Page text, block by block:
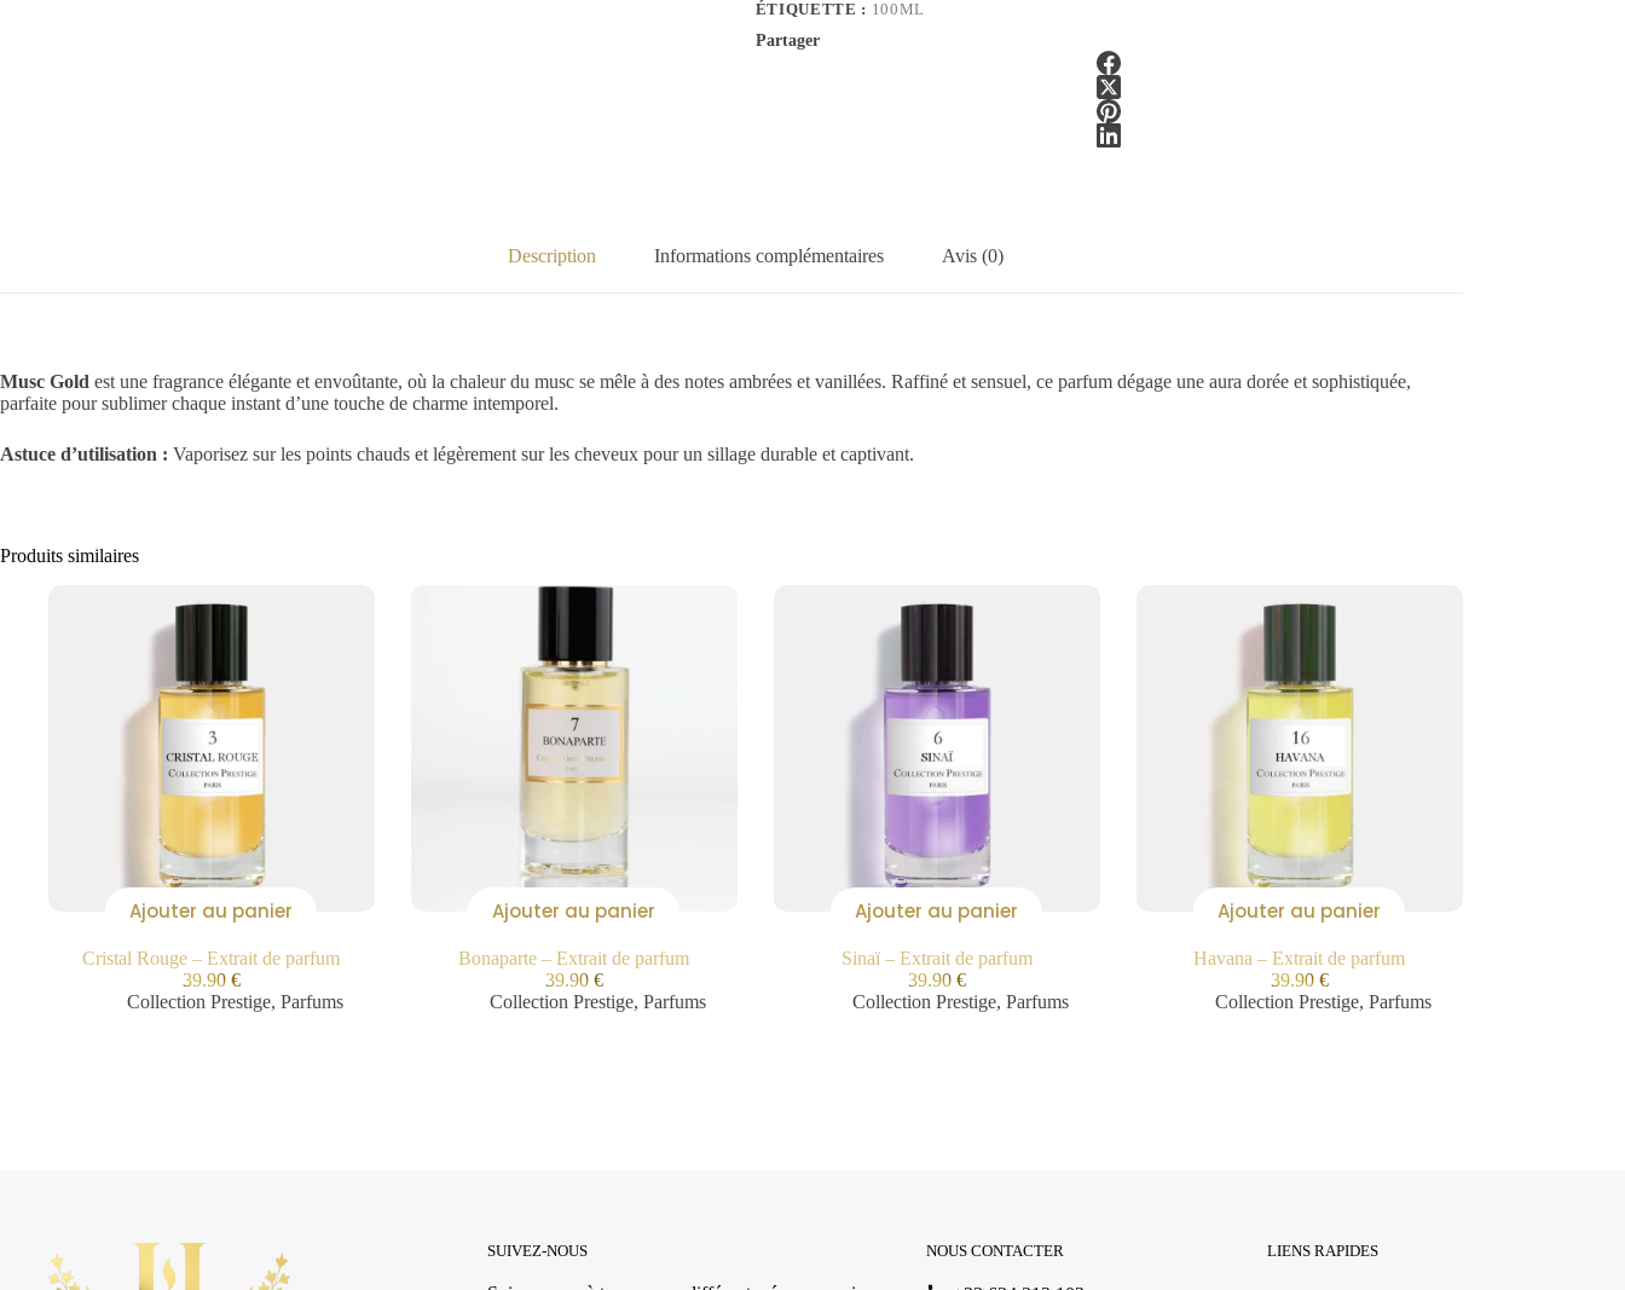
ÉTIQUETTE : 100ML
Partager
Description Informations complémentaires Avis (0)
Musc Gold est une fragrance élégante et envoûtante, où la chaleur du musc se mêle à des notes ambrées et vanillées. Raffiné et sensuel, ce parfum dégage une aura dorée et sophistiquée,
parfaite pour sublimer chaque instant d’une touche de charme intemporel.
Astuce d’utilisation : Vaporisez sur les points chauds et légèrement sur les cheveux pour un sillage durable et captivant.
Produits similaires
Ajouter au panier
Cristal Rouge – Extrait de parfum
39.90 €
Collection Prestige,Parfums
Ajouter au panier
Bonaparte – Extrait de parfum
39.90 €
Collection Prestige,Parfums
Ajouter au panier
Sinaï – Extrait de parfum
39.90 €
Collection Prestige,Parfums
Ajouter au panier
Havana – Extrait de parfum
39.90 €
Collection Prestige,Parfums
SUIVEZ-NOUS NOUS CONTACTER LIENS RAPIDES